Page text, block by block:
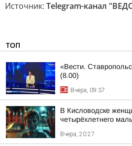
Источник: Telegram-канал
ТОП
«Вести.
(8.00)
Вчера, 09:37
В Кисловодске
четырёхлетнего
Вчера, 20:27